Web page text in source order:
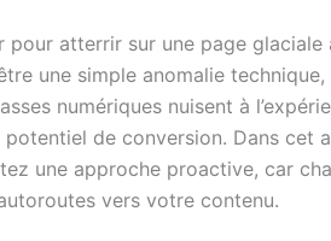
atterrir sur une page glaciale
une simple anomalie
numériques nuisent à
de conversion. Dans
une approche proactive, car
vers votre contenu.